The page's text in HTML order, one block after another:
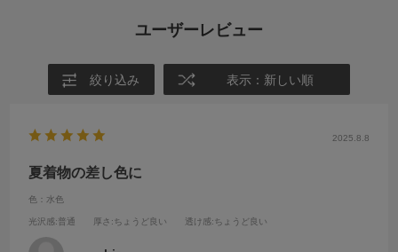
ユーザーレビュー
絞り込み 表示：新しい順
2025.8.8
夏着物の差し色に
色：水色
光沢感:普通 厚さ :ちょうど良い 透け感:ちょうど良い